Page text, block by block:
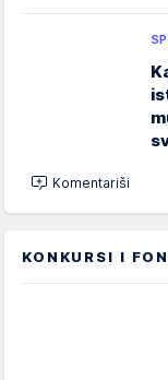
Komentariši
KONKURSI I